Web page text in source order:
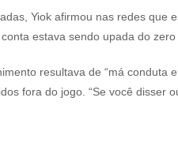
Yiok afirmou nas redes que
estava sendo upada do
resultava de “má conduta
fora do jogo. “Se você